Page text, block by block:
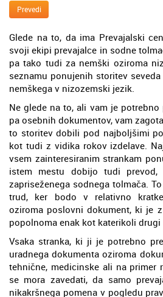
Prevedi
Glede na to, da ima Prevajalski
svoji ekipi prevajalce in sodne
pa tako tudi za nemški oziroma
seznamu ponujenih storitev
nemškega v nizozemski jezik.
Ne glede na to, ali vam je
pa osebnih dokumentov, vam
to storitev dobili pod najboljšimi
kot tudi z vidika rokov izdelave.
vsem zainteresiranim strankam
istem mestu dobijo tudi
zapriseženega sodnega tolmača.
trud, ker bodo v relativno
oziroma poslovni dokument, ki je
popolnoma enak kot katerikoli
Vsaka stranka, ki ji je potrebno
uradnega dokumenta oziroma
tehnične, medicinske ali na primer
se mora zavedati, da samo
nikakršnega pomena v pogledu